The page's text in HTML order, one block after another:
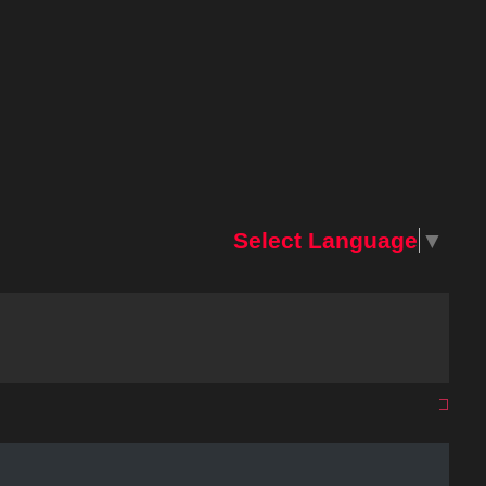
Select Language ▼